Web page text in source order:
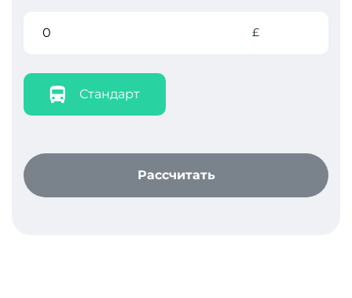
£
Стандарт
Рассчитать